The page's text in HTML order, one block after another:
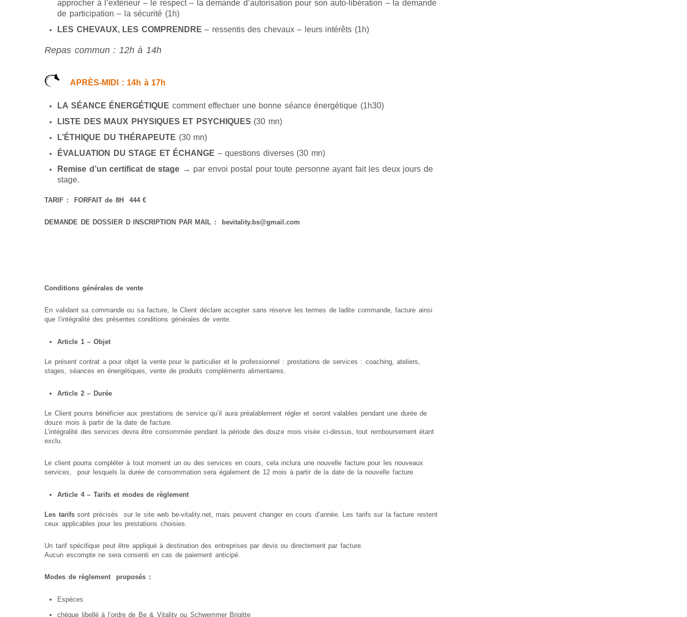
approcher à l’extérieur – le respect – la demande d’autorisation pour son auto-libération – la demande
de participation – la sécurité (1h)
LES CHEVAUX, LES COMPRENDRE – ressentis des chevaux – leurs intérêts (1h)
Repas commun : 12h à 14h
APRÈS-MIDI : 14h à 17h
LA SÉANCE ÉNERGÉTIQUE comment effectuer une bonne séance énergétique (1h30)
LISTE DES MAUX PHYSIQUES ET PSYCHIQUES (30 mn)
L’ÉTHIQUE DU THÉRAPEUTE (30 mn)
ÉVALUATION DU STAGE ET ÉCHANGE – questions diverses (30 mn)
Remise d’un certificat de stage → par envoi postal pour toute personne ayant fait les deux jours de
stage.
TARIF : FORFAIT de 8H 444 €
DEMANDE DE DOSSIER D INSCRIPTION PAR MAIL : bevitality.bs@gmail.com
Conditions générales de vente
En validant sa commande ou sa facture, le Client déclare accepter sans réserve les termes de ladite commande, facture ainsi
que l’intégralité des présentes conditions générales de vente.
Article 1 – Objet
Le présent contrat a pour objet la vente pour le particulier et le professionnel : prestations de services : coaching, ateliers,
stages, séances en énergétiques, vente de produits compléments alimentaires.
Article 2 – Durée
Le Client pourra bénéficier aux prestations de service qu’il aura préalablement régler et seront valables pendant une durée de
douze mois à partir de la date de facture.
L’intégralité des services devra être consommée pendant la période des douze mois visée ci-dessus, tout remboursement étant
exclu.
Le client pourra compléter à tout moment un ou des services en cours, cela inclura une nouvelle facture pour les nouveaux
services, pour lesquels la durée de consommation sera également de 12 mois à partir de la date de la nouvelle facture.
Article 4 – Tarifs et modes de règlement
Les tarifs sont précisés sur le site web be-vitality.net, mais peuvent changer en cours d’année. Les tarifs sur la facture restent
ceux applicables pour les prestations choisies.
Un tarif spécifique peut être appliqué à destination des entreprises par devis ou directement par facture.
Aucun escompte ne sera consenti en cas de paiement anticipé.
Modes de règlement proposés :
Espèces
chèque libellé à l’ordre de Be & Vitality ou Schwemmer Brigitte